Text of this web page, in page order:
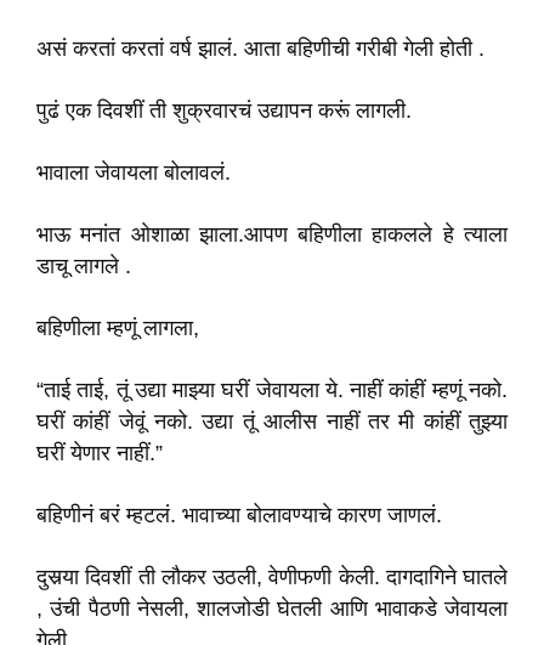
असं करतां करतां वर्ष झालं. आता बहिणीची गरीबी गेली होती .
पुढं एक दिवशीं ती शुक्रवारचं उद्यापन करूं लागली.
भावाला जेवायला बोलावलं.
भाऊ मनांत ओशाळा झाला.आपण बहिणीला हाकलले हे त्याला
डाचू लागले .
बहिणीला म्हणूं लागला,
“ताई ताई, तूं उद्या माझ्या घरीं जेवायला ये. नाहीं कांहीं म्हणूं नको.
घरीं कांहीं जेवूं नको. उद्या तूं आलीस नाहीं तर मी कांहीं तुझ्या
घरीं येणार नाहीं.”
बहिणीनं बरं म्हटलं. भावाच्या बोलावण्याचे कारण जाणलं.
दुसर्‍या दिवशीं ती लौकर उठली, वेणीफणी केली. दागदागिने घातले
, उंची पैठणी नेसली, शालजोडी घेतली आणि भावाकडे जेवायला
गेली.